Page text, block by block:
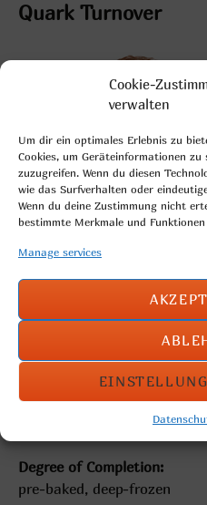
Cookie-
verwalten
Um dir ein optimales Erlebnis zu
Cookies, um Geräteinformationen
zuzugreifen. Wenn du diesen
wie das Surfverhalten oder
Wenn du deine Zustimmung nicht
bestimmte Merkmale und
Manage services
Quark Turnover
rectangular pastry with a
Weight per piece: 110g
Quantity: 50 pieces
Degree of Completion:
pre-baked, deep-frozen